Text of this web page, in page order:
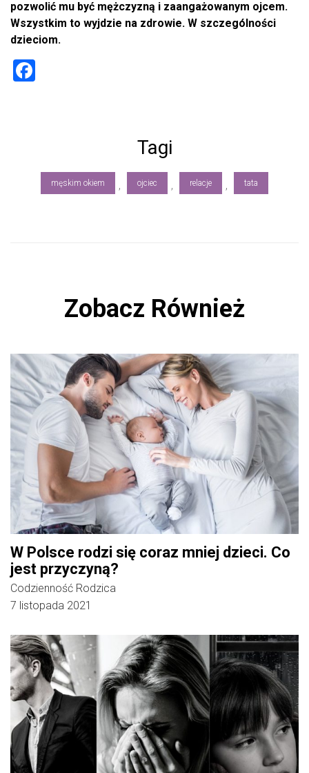
pozwolić mu być mężczyzną i zaangażowanym ojcem.
Wszystkim to wyjdzie na zdrowie. W szczególności
dzieciom.
ok
Tagi
męskim okiem , ojciec , relacje , tata
Zobacz Również
W Polsce rodzi się coraz mniej dzieci. Co
jest przyczyną?
Codzienność Rodzica
7 listopada 2021